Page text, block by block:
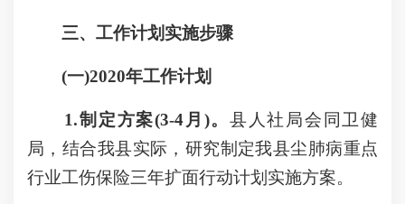
三、工作计划实施步骤
(一)2020年工作计划
1.制定方案(3-4月)。 县人社局会同卫健
局，结合我县实际，研究制定我县尘肺病重点
行业工伤保险三年扩面行动计划实施方案。